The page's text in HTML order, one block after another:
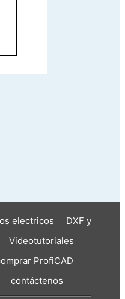
electricos
DXF y
Videotutoriales
ProfiCAD
contáctenos